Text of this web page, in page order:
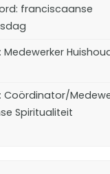
franciscaanse
Coördinator/
Spiritualiteit